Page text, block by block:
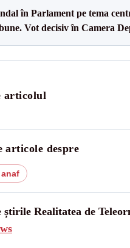
în Parlament pe tema
Vot decisiv în Camera
articolul
articole despre
știrile Realitatea de